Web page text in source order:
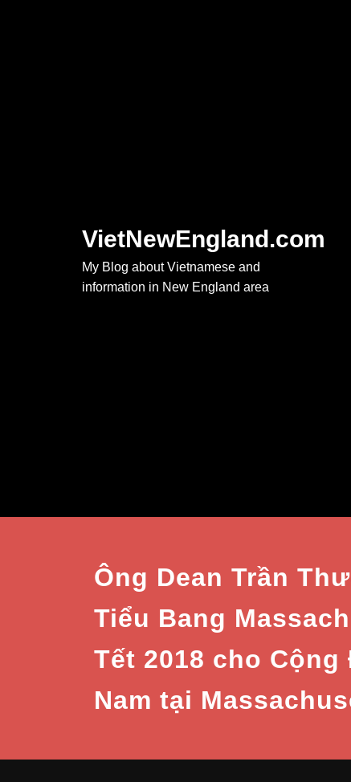
VietNewEngland.com
My Blog about Vietnamese and
information in New England area
Ông Dean Trần
Tiểu Bang
Tết 2018 cho
Nam tại